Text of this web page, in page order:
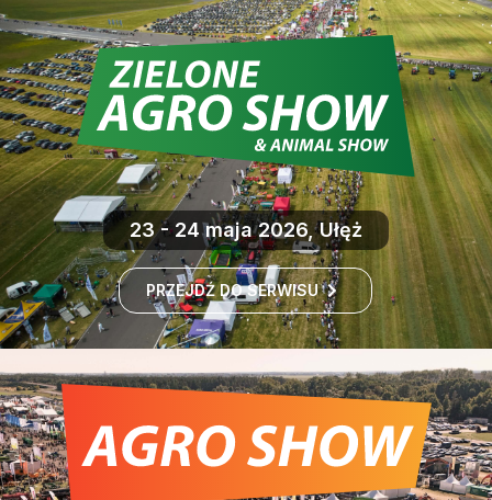
23 - 24 maja 2026, Ułęż
PRZEJDŹ DO SERWISU